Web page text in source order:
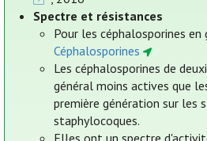
Spectre et résistances
Pour les céphalosporines
Céphalosporines
Les céphalosporines de
général moins actives que
première génération sur les
staphylocoques.
Elles ont un spectre